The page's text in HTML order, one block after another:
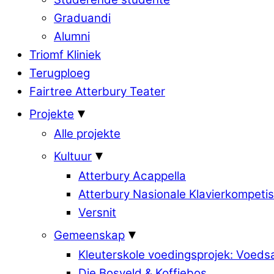
Graduandi
Alumni
Triomf Kliniek
Terugploeg
Fairtree Atterbury Teater
Projekte
Alle projekte
Kultuur
Atterbury Acappella
Atterbury Nasionale
Versnit
Gemeenskap
Kleuterskole voedingsprojek: